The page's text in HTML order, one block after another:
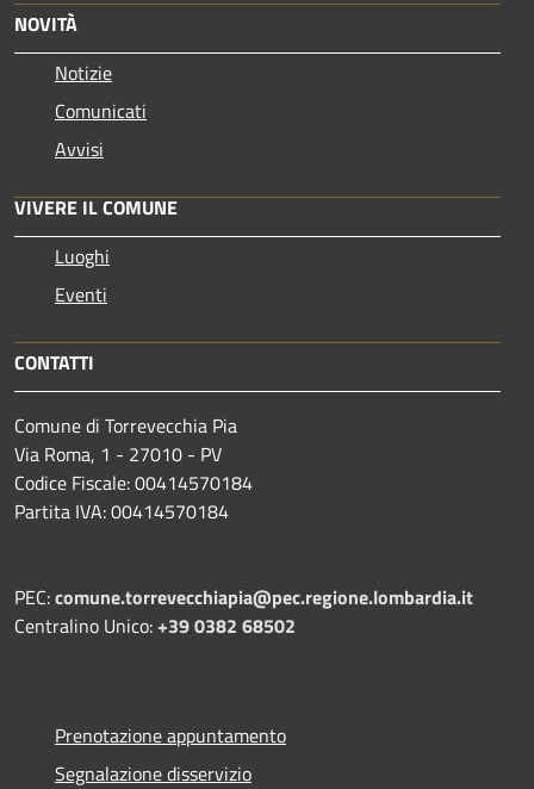
NOVITÀ
Notizie
Comunicati
Avvisi
VIVERE IL COMUNE
Luoghi
Eventi
CONTATTI
Comune di Torrevecchia Pia
Via Roma, 1 - 27010 - PV
Codice Fiscale: 00414570184
Partita IVA: 00414570184
PEC:comune.torrevecchiapia@pec.regione.lombardia.it
Centralino Unico:+39 0382 68502
Prenotazione appuntamento
Segnalazione disservizio